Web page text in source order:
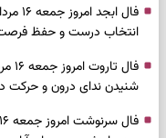
انتخاب درست و حفظ
شنیدن ندای درون و حرکت